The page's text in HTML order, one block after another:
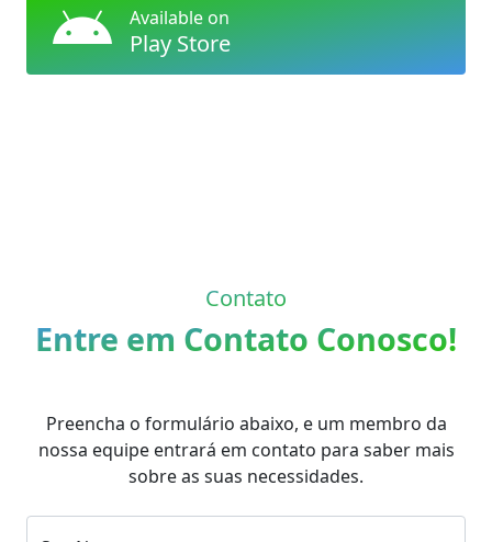
Available on
Play Store
Contato
Entre em Contato Conosco!
Preencha o formulário abaixo, e um membro da
nossa equipe entrará em contato para saber mais
sobre as suas necessidades.